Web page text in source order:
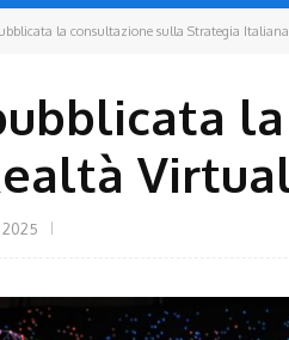
la consultazione sulla Strategia
2025